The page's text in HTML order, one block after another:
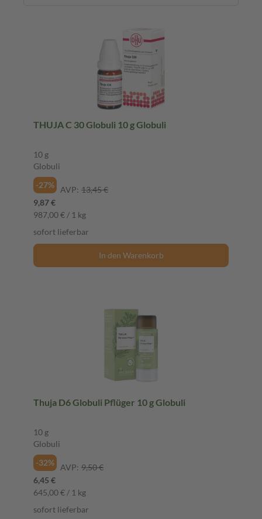
THUJA C 30 Globuli 10 g Globuli
10 g
Globuli
-27%
AVP: 13,45 €
9,87 €
987,00 € / 1 kg
sofort lieferbar
In den Warenkorb
Thuja D6 Globuli Pflüger 10 g Globuli
10 g
Globuli
-32%
AVP: 9,50 €
6,45 €
645,00 € / 1 kg
sofort lieferbar